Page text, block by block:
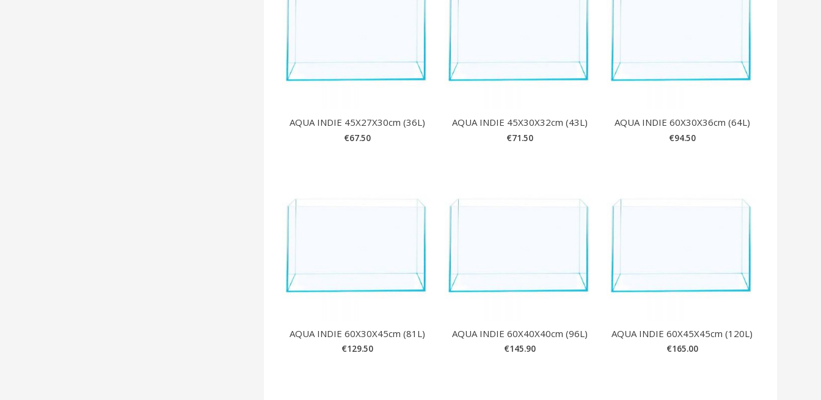
AQUA INDIE 45X27X30cm (36L)
€67.50
AQUA INDIE 45X30X32cm (43L)
€71.50
AQUA INDIE 60X30X36cm (64L)
€94.50
AQUA INDIE 60X30X45cm (81L)
€129.50
AQUA INDIE 60X40X40cm (96L)
€145.90
AQUA INDIE 60X45X45cm (120L)
€165.00